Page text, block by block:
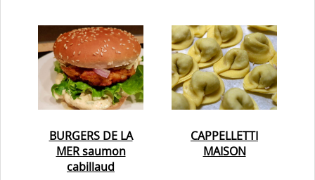
BURGERS DE LA
MER saumon
cabillaud
CAPPELLETTI
MAISON